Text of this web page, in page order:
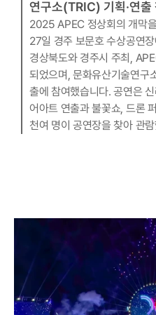
연구소(TRIC) 기획·연출
2025 APEC 정상회의 개막
27일 경주 보문호 수상공연
경상북도와 경주시 주최,
되었으며, 문화유산기술연구
출에 참여했습니다. 공연은
어아트 연출과 불꽃쇼, 드론
천여 명이 공연장을 찾아 관